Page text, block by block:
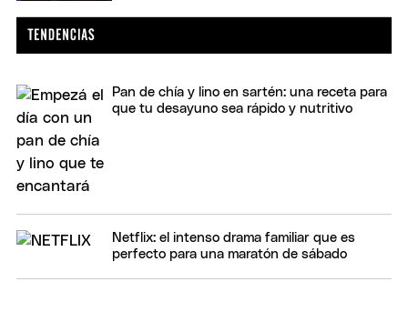
Pan de chía y lino en sartén: una receta para
que tu desayuno sea rápido y nutritivo
Netflix: el intenso drama familiar que es
perfecto para una maratón de sábado